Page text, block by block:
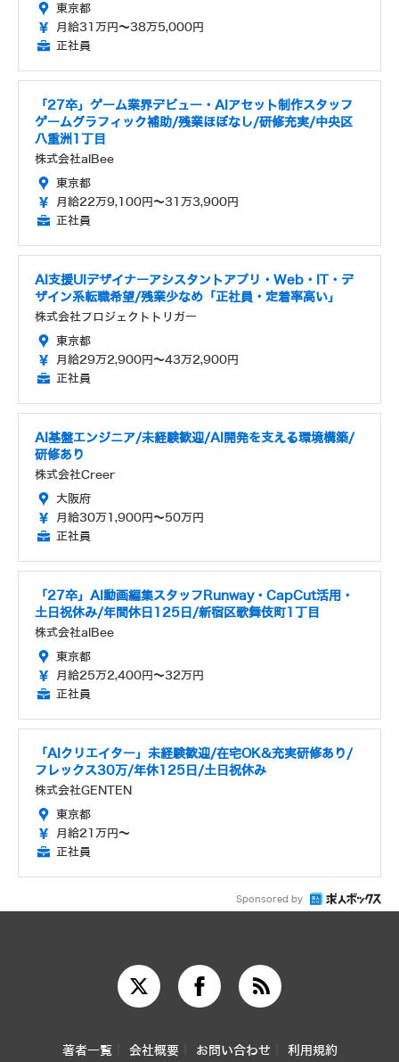
東京都
月給31万円～38万5,000円
正社員
「27卒」ゲーム業界デビュー・AIアセット制作スタッフ
ゲームグラフィック補助/残業ほぼなし/研修充実/中央区
八重洲1丁目
株式会社alBee
東京都
月給22万9,100円～31万3,900円
正社員
AI支援UIデザイナーアシスタントアプリ・Web・IT・デ
ザイン系転職希望/残業少なめ「正社員・定着率高い」
株式会社プロジェクトトリガー
東京都
月給29万2,900円～43万2,900円
正社員
AI基盤エンジニア/未経験歓迎/AI開発を支える環境構築/
研修あり
株式会社Creer
大阪府
月給30万1,900円～50万円
正社員
「27卒」AI動画編集スタッフRunway・CapCut活用・
土日祝休み/年間休日125日/新宿区歌舞伎町1丁目
株式会社alBee
東京都
月給25万2,400円～32万円
正社員
「AIクリエイター」未経験歓迎/在宅OK&充実研修あり/
フレックス30万/年休125日/土日祝休み
株式会社GENTEN
東京都
月給21万円～
正社員
Sponsored by
著者一覧 会社概要 お問い合わせ 利用規約